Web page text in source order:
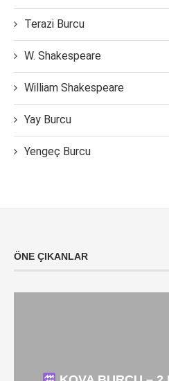
Terazi Burcu
W. Shakespeare
William Shakespeare
Yay Burcu
Yengeç Burcu
ÖNE ÇIKANLAR